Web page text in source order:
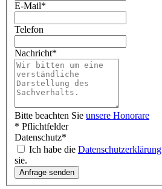
E-Mail*
Telefon
Nachricht*
Bitte beachten Sie unsere Honorare
* Pflichtfelder
Datenschutz*
Ich habe die Datenschutzerklärung
sie.